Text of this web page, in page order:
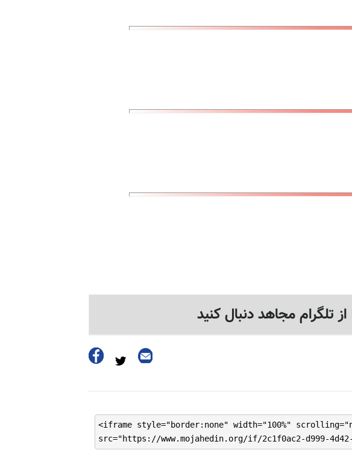
از تلگرام مجاهد دنبال کنید
<iframe style="border:none" width="100%"
src="https://www.mojahedin.org/if/2c1f0ac2-d999-4d42-